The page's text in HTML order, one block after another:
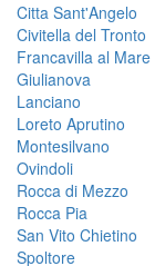
Citta Sant'Angelo
Civitella del Tronto
Francavilla al Mare
Giulianova
Lanciano
Loreto Aprutino
Montesilvano
Ovindoli
Rocca di Mezzo
Rocca Pia
San Vito Chietino
Spoltore